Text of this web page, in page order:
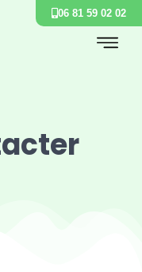
06 81 59 02 02